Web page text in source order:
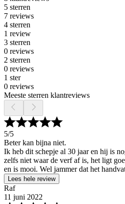
5 sterren
7 reviews
4 sterren
1 review
3 sterren
0 reviews
2 sterren
0 reviews
1 ster
0 reviews
Meeste sterren klantreviews
5/5
Beter kan bijna niet.
Ik heb dit schepje al 30 jaar en hij is
zelfs niet waar de verf af is, het ligt
en is mooi. Wel jammer dat het
Lees hele review
Raf
11 juni 2022